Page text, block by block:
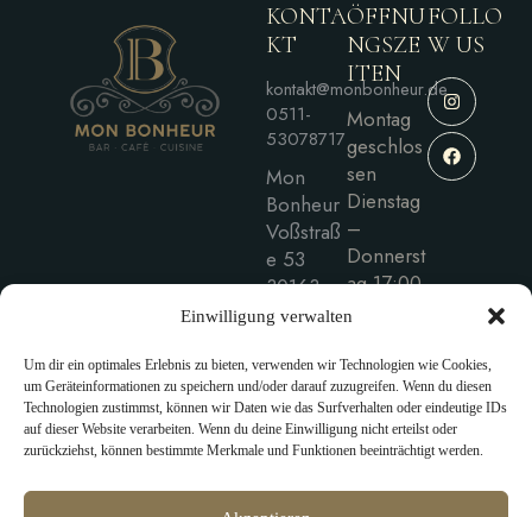
Einwilligung verwalten
Um dir ein optimales Erlebnis zu bieten, verwenden wir Technologien wie Cookies,
um Geräteinformationen zu speichern und/oder darauf zuzugreifen. Wenn du diesen
Technologien zustimmst, können wir Daten wie das Surfverhalten oder eindeutige IDs
auf dieser Website verarbeiten. Wenn du deine Einwilligung nicht erteilst oder
zurückziehst, können bestimmte Merkmale und Funktionen beeinträchtigt werden.
KONTA
KT
kontakt@monbonheur.de
0511-
53078717
Mon
Bonheur
Voßstraß
e 53
30163
Hannove
ÖFFNU
NGSZE
ITEN
Montag
geschlos
sen
Dienstag
–
Donnerst
ag 17:00
– 0:00
Samstag
17:00 –
1:00
Sonntag
FOLLO
W US